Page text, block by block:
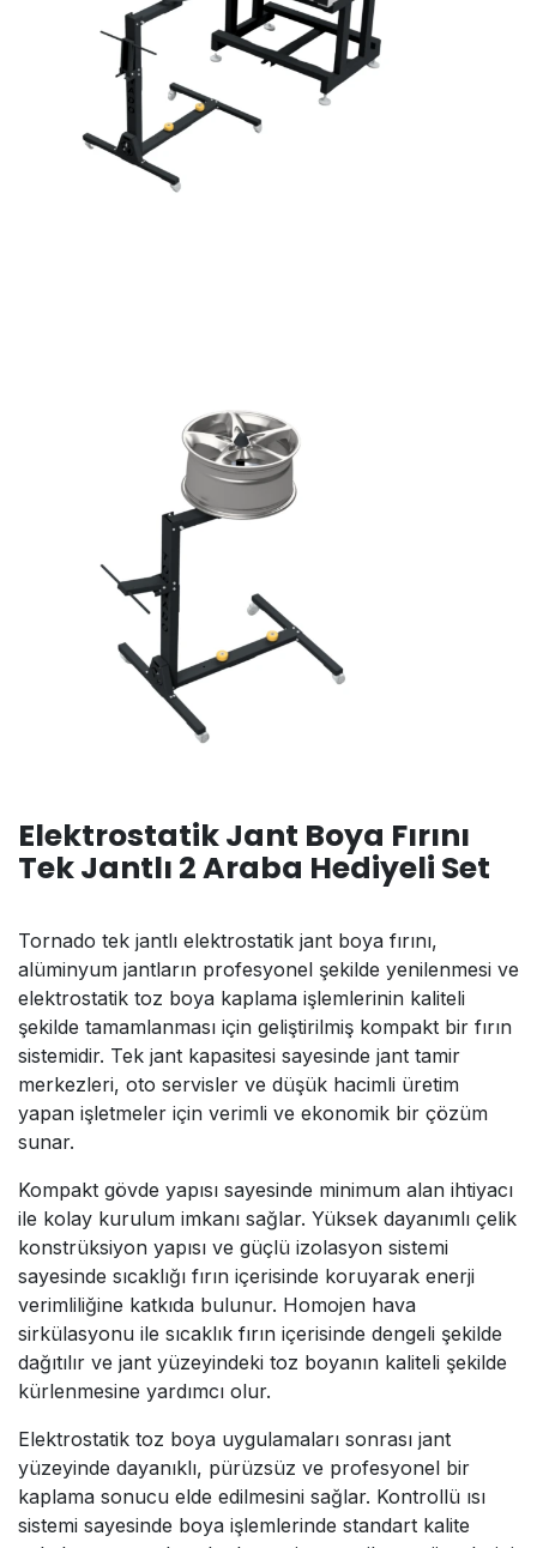
Elektrostatik Jant Boya Fırını
Tek Jantlı 2 Araba Hediyeli Set
Tornado tek jantlı elektrostatik jant boya fırını,
alüminyum jantların profesyonel şekilde yenilenmesi ve
elektrostatik toz boya kaplama işlemlerinin kaliteli
şekilde tamamlanması için geliştirilmiş kompakt bir fırın
sistemidir. Tek jant kapasitesi sayesinde jant tamir
merkezleri, oto servisler ve düşük hacimli üretim
yapan işletmeler için verimli ve ekonomik bir çözüm
sunar.
Kompakt gövde yapısı sayesinde minimum alan ihtiyacı
ile kolay kurulum imkanı sağlar. Yüksek dayanımlı çelik
konstrüksiyon yapısı ve güçlü izolasyon sistemi
sayesinde sıcaklığı fırın içerisinde koruyarak enerji
verimliliğine katkıda bulunur. Homojen hava
sirkülasyonu ile sıcaklık fırın içerisinde dengeli şekilde
dağıtılır ve jant yüzeyindeki toz boyanın kaliteli şekilde
kürlenmesine yardımcı olur.
Elektrostatik toz boya uygulamaları sonrası jant
yüzeyinde dayanıklı, pürüzsüz ve profesyonel bir
kaplama sonucu elde edilmesini sağlar. Kontrollü ısı
sistemi sayesinde boya işlemlerinde standart kalite